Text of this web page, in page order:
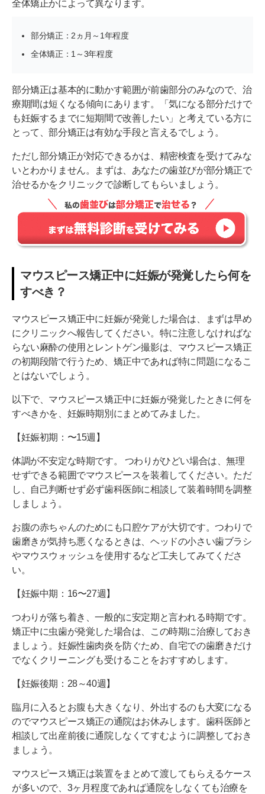
全体矯正かによって異なります。
部分矯正：2ヵ月～1年程度
全体矯正：1～3年程度
部分矯正は基本的に動かす範囲が前歯部分のみなので、治
療期間は短くなる傾向にあります。「気になる部分だけで
も妊娠するまでに短期間で改善したい」と考えている方に
とって、部分矯正は有効な手段と言えるでしょう。
ただし部分矯正が対応できるかは、精密検査を受けてみな
いとわかりません。まずは、あなたの歯並びが部分矯正で
治せるかをクリニックで診断してもらいましょう。
マウスピース矯正中に妊娠が発覚したら何を
すべき？
マウスピース矯正中に妊娠が発覚した場合は、まずは早め
にクリニックへ報告してください。特に注意しなければな
らない麻酔の使用とレントゲン撮影は、マウスピース矯正
の初期段階で行うため、矯正中であれば特に問題になるこ
とはないでしょう。
以下で、マウスピース矯正中に妊娠が発覚したときに何を
すべきかを、妊娠時期別にまとめてみました。
【妊娠初期：〜15週】
体調が不安定な時期です。 つわりがひどい場合は、無理
せずできる範囲でマウスピースを装着してください。ただ
し、自己判断せず必ず歯科医師に相談して装着時間を調整
しましょう。
お腹の赤ちゃんのためにも口腔ケアが大切です。つわりで
歯磨きが気持ち悪くなるときは、ヘッドの小さい歯ブラシ
やマウスウォッシュを使用するなど工夫してみてくださ
い。
【妊娠中期：16〜27週】
つわりが落ち着き、一般的に安定期と言われる時期です。
矯正中に虫歯が発覚した場合は、この時期に治療しておき
ましょう。妊娠性歯肉炎を防ぐため、自宅での歯磨きだけ
でなくクリーニングも受けることをおすすめします。
【妊娠後期：28～40週】
臨月に入るとお腹も大きくなり、外出するのも大変になる
のでマウスピース矯正の通院はお休みします。歯科医師と
相談して出産前後に通院しなくてすむように調整しておき
ましょう。
マウスピース矯正は装置をまとめて渡してもらえるケース
が多いので、3ヶ月程度であれば通院をしなくても治療を